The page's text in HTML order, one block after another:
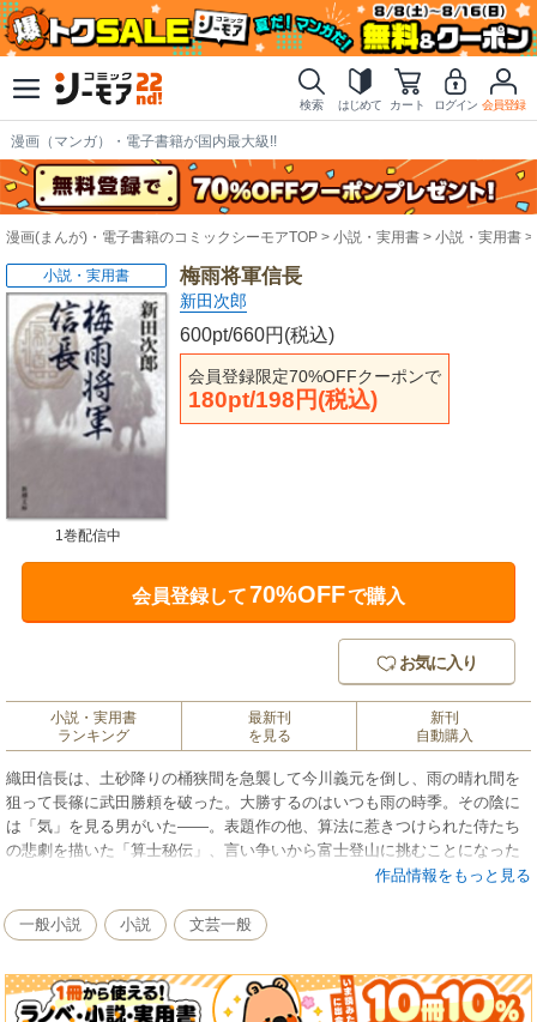
検索 はじめて カート ログイン 会員登録
漫画（マンガ）・電子書籍が国内最大級!!
漫画(まんが)・電子書籍のコミックシーモアTOP 小説・実用書 小説・実用書
梅雨将軍信長
新田次郎
600pt/660円(税込)
会員登録限定70%OFFクーポンで
180pt/198円(税込)
小説・実用書
1巻配信中
会員登録して70%OFFで購入
お気に入り
小説・実用書
ランキング
最新刊
を見る
新刊
自動購入
織田信長は、土砂降りの桶狭間を急襲して今川義元を倒し、雨の晴れ間を
狙って長篠に武田勝頼を破った。大勝するのはいつも雨の時季。その陰に
は「気」を見る男がいた――。表題作の他、算法に惹きつけられた侍たち
の悲劇を描いた「算士秘伝」、言い争いから富士登山に挑むことになった
大奥下女の物語「女人禁制」など、自らも科学、技術、山岳の人であった
作品情報をもっと見る
一般小説 小説 文芸一般